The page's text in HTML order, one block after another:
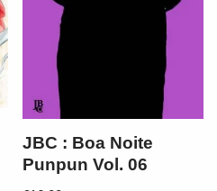
JBC : Boa Noite
Punpun Vol. 06